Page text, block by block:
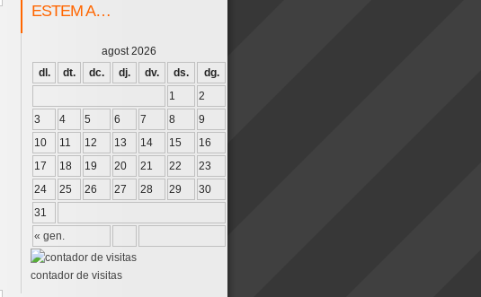
ESTEM A…
agost 2026
dl.
dt. dc. dj. dv. ds. dg.
« gen.
1
2
3
4 5 6 7 8
9
10
11 12 13 14 15
16
17
18 19 20 21 22
23
24
25 26 27 28 29
30
31
contador de visitas